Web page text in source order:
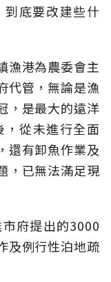
底要改建些什
漁港為農委會主
代管，無論是漁
，是最大的遠洋
從未進行全面
還有卸魚作業及
，已無法滿足現
府提出的3000
及例行性泊地疏